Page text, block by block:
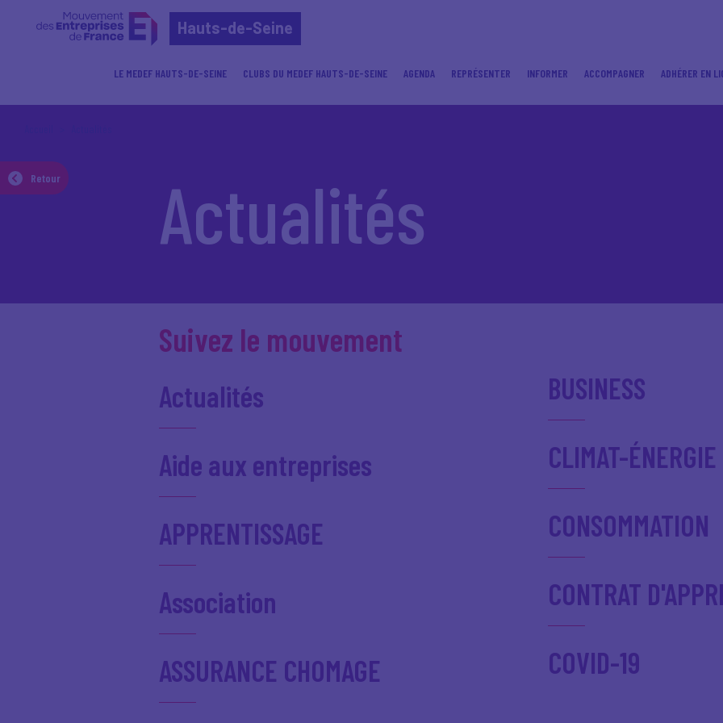
Hauts-de-Seine
LE MEDEF HAUTS-DE-SEINE CLUBS DU MEDEF HAUTS-DE-SEINE AGENDA REPRÉSENTER INFORMER ACCOMPAGNER ADHÉRER EN
Retour Actualités
Suivez le mouvement
Actualités
Aide aux entreprises
APPRENTISSAGE
Association
ASSURANCE CHOMAGE
BUSINESS
CLIMAT-ÉNERGIE
CONSOMMATION
CONTRAT
COVID-19